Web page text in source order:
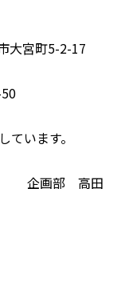
大宮町5-2-17
います。
企画部 高田